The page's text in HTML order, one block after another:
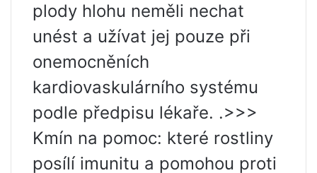
plody hlohu neměli nechat
unést a užívat jej pouze při
onemocněních
kardiovaskulárního systému
podle předpisu lékaře. .>>>
Kmín na pomoc: které rostliny
posílí imunitu a pomohou proti